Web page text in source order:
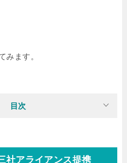
みます。
目次
社アライアンス提携